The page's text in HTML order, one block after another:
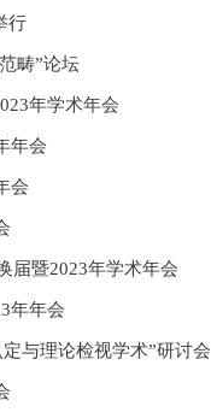
行
畴”论坛
年学术年会
年会
会
届暨2023年学术年会
年年会
与理论检视学术”研讨会